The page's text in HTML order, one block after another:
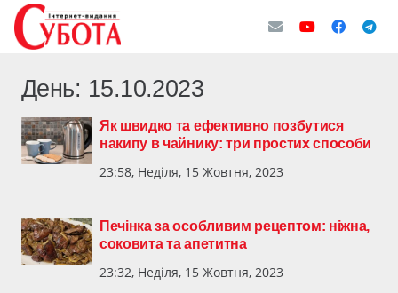
День: 15.10.2023
Як швидко та ефективно позбутися
накипу в чайнику: три простих способи
23:58, Неділя, 15 Жовтня, 2023
Печінка за особливим рецептом: ніжна,
соковита та апетитна
23:32, Неділя, 15 Жовтня, 2023